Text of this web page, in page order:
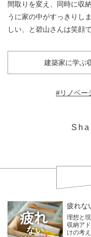
間取りを変え、同時に収
うに家の中がすっきりし
しい、と碧山さんは笑顔
建築家に学ぶ
#リノベー
疲れな
理想と
収納ア
けの考